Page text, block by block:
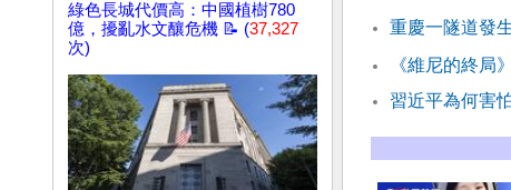
綠色長城代價高：中國植樹780
億，擾亂水文釀危機 📝 (37,327
次)
重慶一隧道發
《維尼的終局
習近平為何害